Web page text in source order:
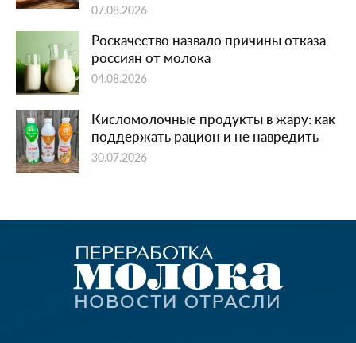
07.08.2026
Роскачество назвало причины отказа
россиян от молока
04.08.2026
Кисломолочные продукты в жару: как
поддержать рацион и не навредить
30.07.2026